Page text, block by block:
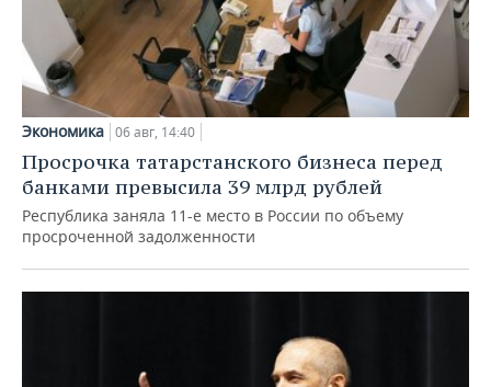
Экономика 06 авг, 14:40
Просрочка татарстанского бизнеса перед
банками превысила 39 млрд рублей
Республика заняла 11-е место в России по объему
просроченной задолженности